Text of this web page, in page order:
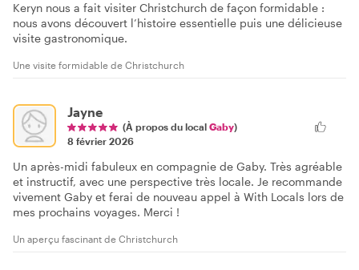
Keryn nous a fait visiter Christchurch de façon formidable :
nous avons découvert l’histoire essentielle puis une délicieuse
visite gastronomique.
Une visite formidable de Christchurch
Jayne
(À propos du local Gaby)
8 février 2026
Un après-midi fabuleux en compagnie de Gaby. Très agréable
et instructif, avec une perspective très locale. Je recommande
vivement Gaby et ferai de nouveau appel à With Locals lors de
mes prochains voyages. Merci !
Un aperçu fascinant de Christchurch